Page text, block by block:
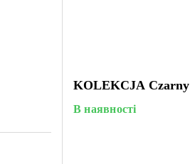
KOLEKCJA Czarny
В наявності